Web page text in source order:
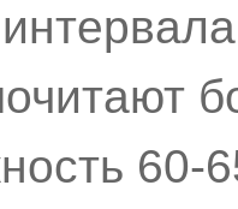
60-